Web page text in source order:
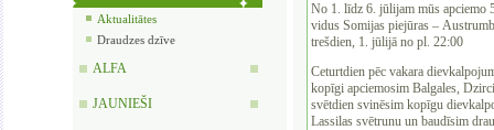
Aktualitātes
Draudzes dzīve
ALFA
JAUNIEŠI
No 1. līdz 6. jūlijam mūs apciemo
vidus Somijas piejūras –
trešdien, 1. jūlijā no pl. 22:00
Ceturtdien pēc vakara
kopīgi apciemosim Balgales,
svētdien svinēsim kopīgu
Lassilas svētrunu un baudīsim